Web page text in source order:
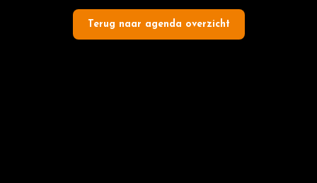
Terug naar agenda overzicht